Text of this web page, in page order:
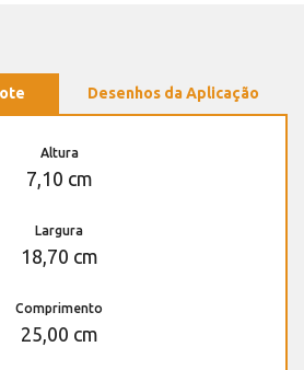
Desenhos da Aplicação
Altura
7,10 cm
Largura
18,70 cm
Comprimento
25,00 cm